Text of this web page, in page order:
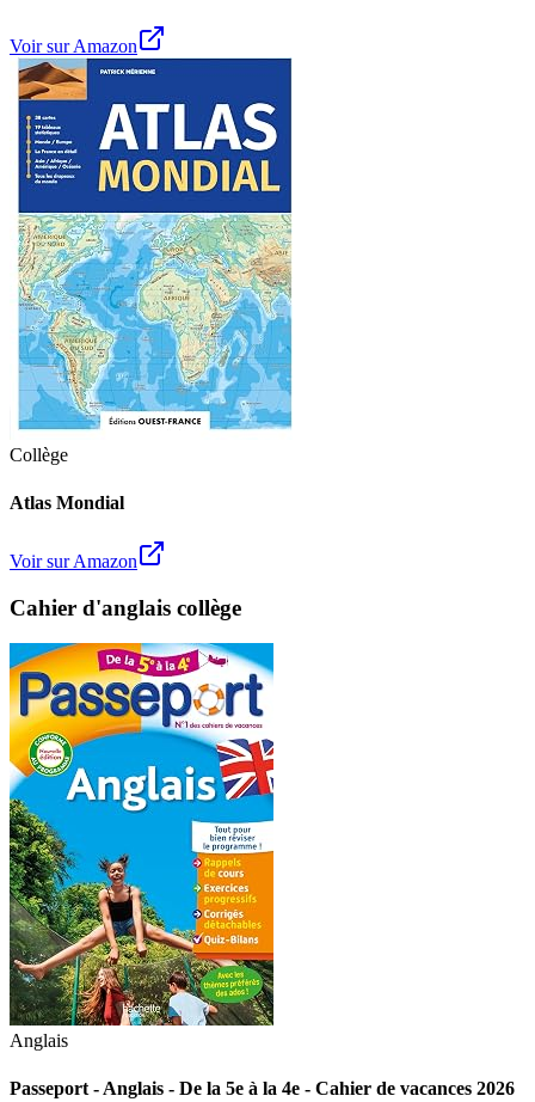
Voir sur Amazon
Collège
Atlas Mondial
Voir sur Amazon
Cahier d'anglais collège
Anglais
Passeport - Anglais - De la 5e à la 4e - Cahier de vacances 2026